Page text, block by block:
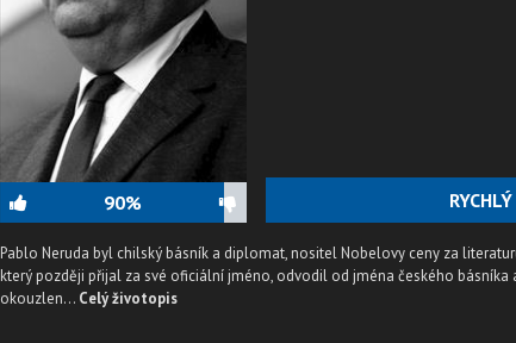
90%
Pablo Neruda byl chilský básník a diplomat, nositel Nobelovy ceny za
který později přijal za své oficiální jméno, odvodil od jména českého básníka
okouzlen... Celý životopis